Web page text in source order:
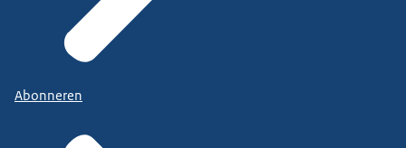
Abonneren